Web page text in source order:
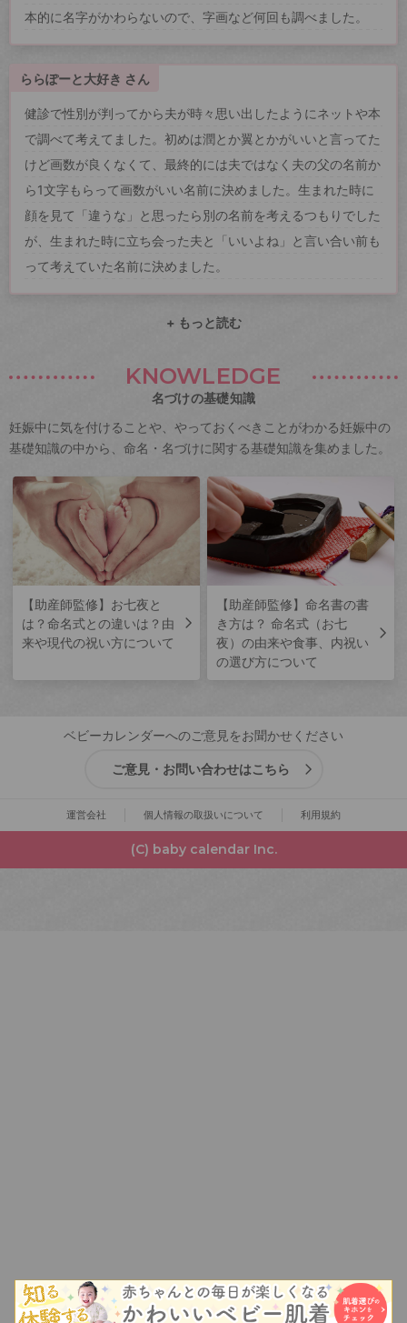
本的に名字がかわらないので、字画など何回も調べました。
ららぽーと大好き さん
健診で性別が判ってから夫が時々思い出したようにネットや本
で調べて考えてました。初めは潤とか翼とかがいいと言ってた
けど画数が良くなくて、最終的には夫ではなく夫の父の名前か
ら1文字もらって画数がいい名前に決めました。生まれた時に
顔を見て「違うな」と思ったら別の名前を考えるつもりでした
が、生まれた時に立ち会った夫と「いいよね」と言い合い前も
って考えていた名前に決めました。
+ もっと読む
KNOWLEDGE
名づけの基礎知識
妊娠中に気を付けることや、やっておくべきことがわかる妊娠中の
基礎知識の中から、命名・名づけに関する基礎知識を集めました。
【助産師監修】お七夜と
は？命名式との違いは？由
来や現代の祝い方について
【助産師監修】命名書の書
き方は？ 命名式（お七
夜）の由来や食事、内祝い
の選び方について
ベビーカレンダーへのご意見をお聞かせください
ご意見・お問い合わせはこちら
運営会社 個人情報の取扱いについて 利用規約
(C) baby calendar Inc.